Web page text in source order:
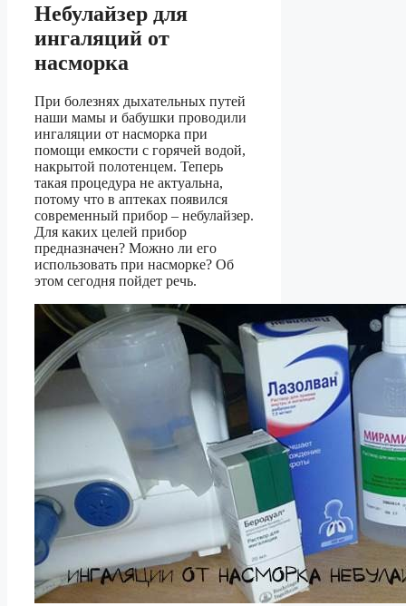
Небулайзер для
ингаляций от
насморка
При болезнях дыхательных путей
наши мамы и бабушки проводили
ингаляции от насморка при
помощи емкости с горячей водой,
накрытой полотенцем. Теперь
такая процедура не актуальна,
потому что в аптеках появился
современный прибор – небулайзер.
Для каких целей прибор
предназначен? Можно ли его
использовать при насморке? Об
этом сегодня пойдет речь.